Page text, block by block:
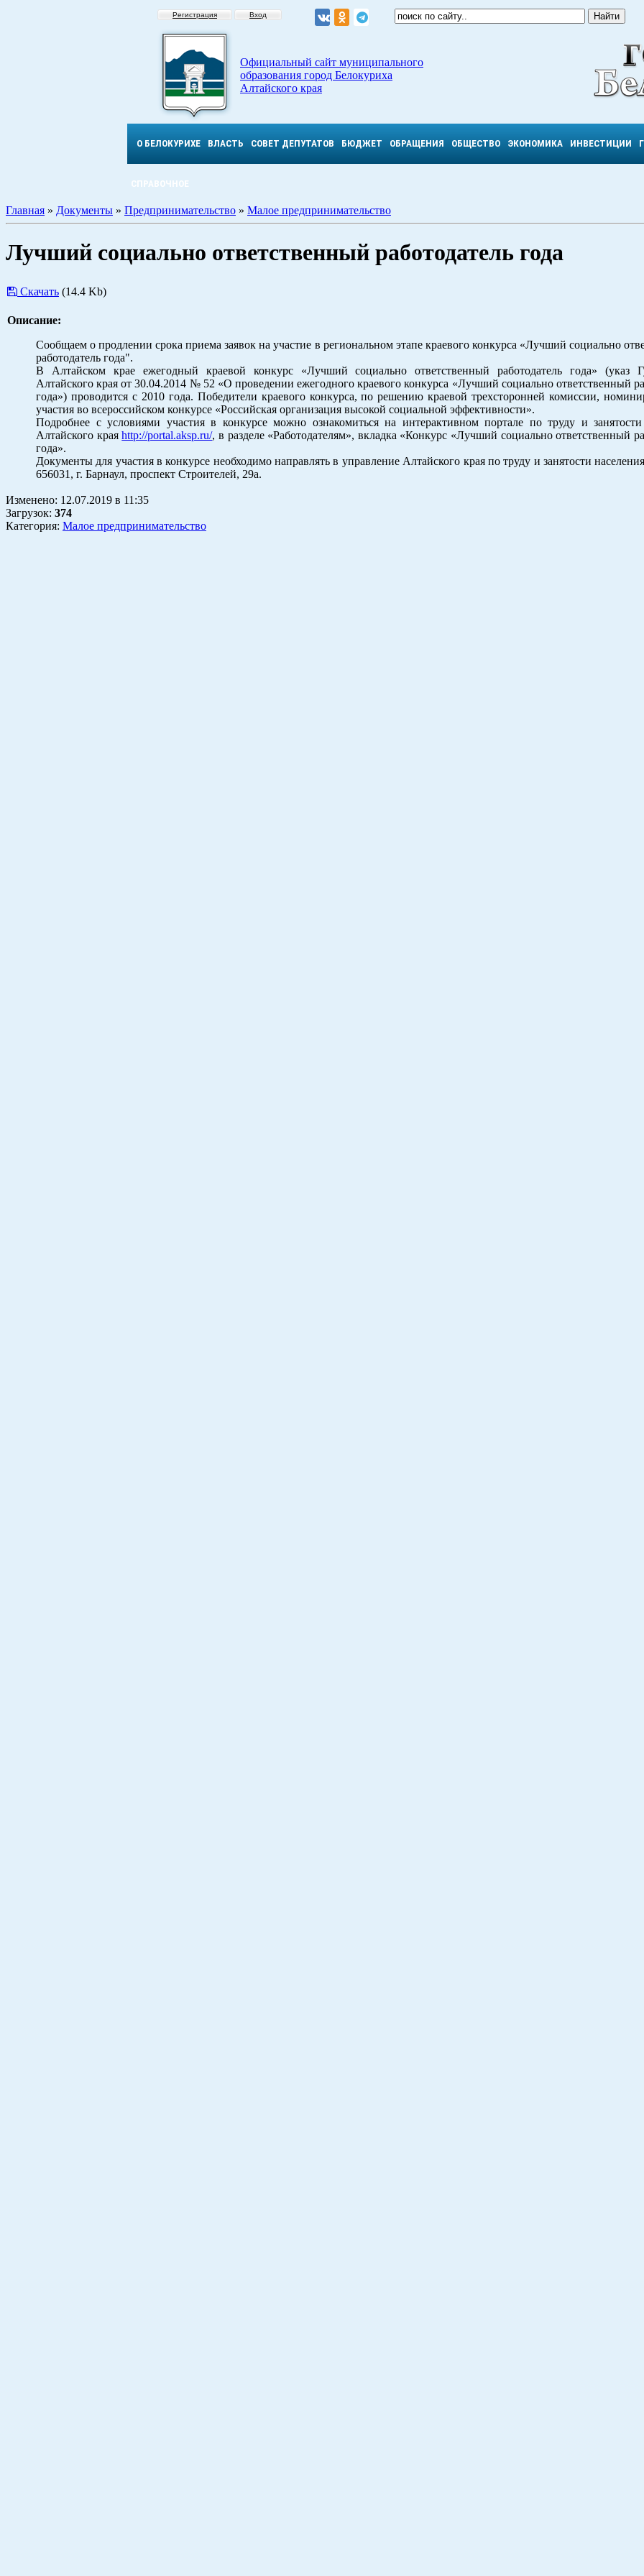
Регистрация Вход
Официальный сайт муниципального
образования город Белокуриха
Алтайского края
О БЕЛОКУРИХЕ ВЛАСТЬ СОВЕТ ДЕПУТАТОВ БЮДЖЕТ ОБРАЩЕНИЯ ОБЩЕСТВО ЭКОНОМИКА ИНВЕСТИЦИИ
СПРАВОЧНОЕ
Главная » Документы » Предпринимательство » Малое предпринимательство
Лучший социально ответственный работодатель года
Скачать (14.4 Kb)
Описание:
Сообщаем о продлении срока приема заявок на участие в региональном этапе краевого конкурса «Лучший социально
работодатель года".
В Алтайском крае ежегодный краевой конкурс «Лучший социально ответственный работодатель года» (указ
Алтайского края от 30.04.2014 № 52 «О проведении ежегодного краевого конкурса «Лучший социально ответственный
года») проводится с 2010 года. Победители краевого конкурса, по решению краевой трехсторонней комиссии,
участия во всероссийском конкурсе «Российская организация высокой социальной эффективности».
Подробнее с условиями участия в конкурсе можно ознакомиться на интерактивном портале по труду и занятости
Алтайского краяhttp://portal.aksp.ru/, в разделе «Работодателям», вкладка «Конкурс «Лучший социально ответственный
года».
Документы для участия в конкурсе необходимо направлять в управление Алтайского края по труду и занятости
656031, г. Барнаул, проспект Строителей, 29а.
Изменено: 12.07.2019 в 11:35
Загрузок: 374
Категория: Малое предпринимательство